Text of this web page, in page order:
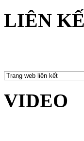
LIÊN
VIDEO